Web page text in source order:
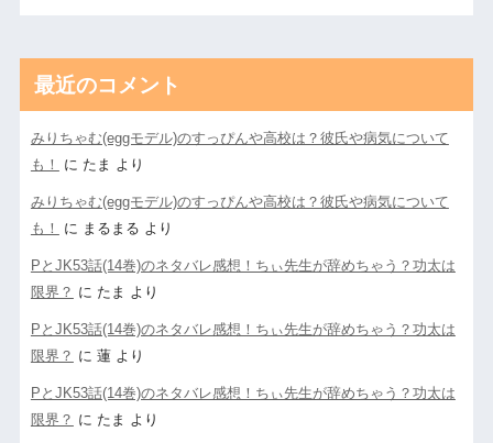
最近のコメント
みりちゃむ(eggモデル)のすっぴんや高校は？彼氏や病気について
も！
に たま より
みりちゃむ(eggモデル)のすっぴんや高校は？彼氏や病気について
も！
に まるまる より
PとJK53話(14巻)のネタバレ感想！ちぃ先生が辞めちゃう？功太は
限界？ に たま より
PとJK53話(14巻)のネタバレ感想！ちぃ先生が辞めちゃう？功太は
限界？ に 蓮より
PとJK53話(14巻)のネタバレ感想！ちぃ先生が辞めちゃう？功太は
限界？ に たま より